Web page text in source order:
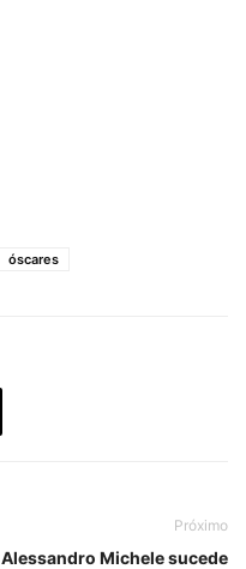
óscares
Próximo
Alessandro Michele sucede